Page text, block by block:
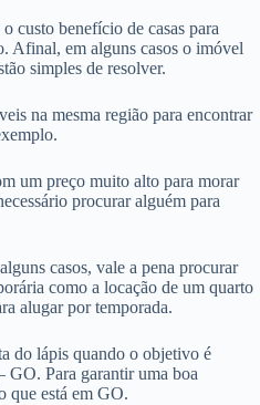
custo benefício de casas para
Afinal, em alguns casos o imóvel
simples de resolver.
na mesma região para encontrar
um preço muito alto para morar
procurar alguém para
casos, vale a pena procurar
como a locação de um quarto
alugar por temporada.
do lápis quando o objetivo é
GO. Para garantir uma boa
que está em GO.